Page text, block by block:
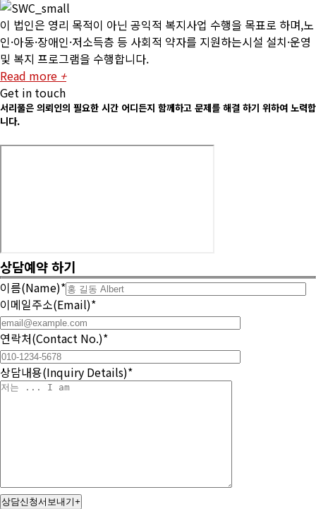
이 법인은 영리 목적이 아닌 공익적 복지사업 수행을 목표로 하며,노
인·아동·장애인·저소득층 등 사회적 약자를 지원하는시설 설치·운영
및 복지 프로그램을 수행합니다.
Read more +
Get in touch
서리풀은 의뢰인의 필요한 시간 어디든지 함께하고 문제를 해결 하기 위하여 노력합
니다.
상담예약하기
이름(Name)*
이메일주소(Email)*
연락처(Contact No.)*
상담내용(Inquiry Details)*
상담신청서보내기+